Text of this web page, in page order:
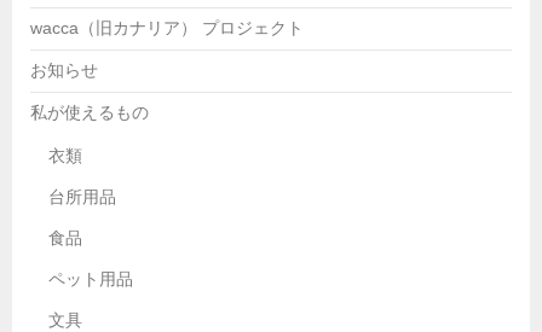
wacca（旧カナリア） プロジェクト
お知らせ
私が使えるもの
衣類
台所用品
食品
ペット用品
文具